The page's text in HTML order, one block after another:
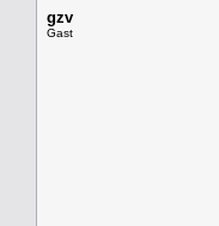
gzv
Gast